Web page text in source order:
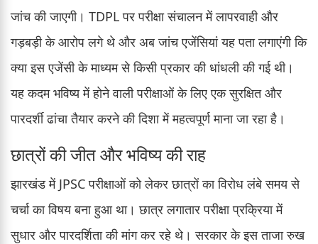
जांच की जाएगी। TDPL पर परीक्षा संचालन में लापरवाही और
गड़बड़ी के आरोप लगे थे और अब जांच एजेंसियां यह पता लगाएंगी कि
क्या इस एजेंसी के माध्यम से किसी प्रकार की धांधली की गई थी।
यह कदम भविष्य में होने वाली परीक्षाओं के लिए एक सुरक्षित और
पारदर्शी ढांचा तैयार करने की दिशा में महत्वपूर्ण माना जा रहा है।
छात्रों की जीत और भविष्य की राह
झारखंड में JPSC परीक्षाओं को लेकर छात्रों का विरोध लंबे समय से
चर्चा का विषय बना हुआ था। छात्र लगातार परीक्षा प्रक्रिया में
सुधार और पारदर्शिता की मांग कर रहे थे। सरकार के इस ताजा रुख